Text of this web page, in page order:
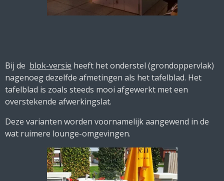
Bij de blok-versie heeft het onderstel (grondoppervlak)
nagenoeg dezelfde afmetingen als het tafelblad. Het
tafelblad is zoals steeds mooi afgewerkt met een
overstekende afwerkingslat.
Deze varianten worden voornamelijk aangewend in de
wat ruimere lounge-omgevingen.